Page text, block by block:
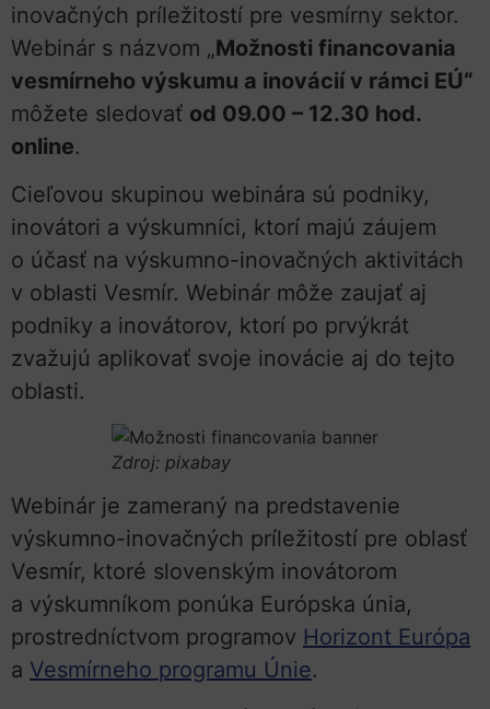
inovačných príležitostí pre vesmírny sektor.
Webinár s názvom „Možnosti financovania
vesmírneho výskumu a inovácií v rámci EÚ“
môžete sledovať od 09.00 – 12.30 hod.
online.
Cieľovou skupinou webinára sú podniky,
inovátori a výskumníci, ktorí majú záujem
o účasť na výskumno-inovačných aktivitách
v oblasti Vesmír. Webinár môže zaujať aj
podniky a inovátorov, ktorí po prvýkrát
zvažujú aplikovať svoje inovácie aj do tejto
oblasti.
Zdroj: pixabay
Webinár je zameraný na predstavenie
výskumno-inovačných príležitostí pre oblasť
Vesmír, ktoré slovenským inovátorom
a výskumníkom ponúka Európska únia,
prostredníctvom programov Horizont Európa
a Vesmírneho programu Únie.